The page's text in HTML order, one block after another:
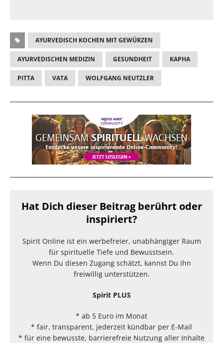
AYURVEDISCH KOCHEN MIT GEWÜRZEN
AYURVEDISCHEN MEDIZIN GESUNDHEIT KAPHA
PITTA VATA WOLFGANG NEUTZLER
Hat Dich dieser Beitrag berührt oder
inspiriert?
Spirit Online ist ein werbefreier, unabhängiger Raum
für spirituelle Tiefe und Bewusstsein.
Wenn Du diesen Zugang schätzt, kannst Du ihn
freiwillig unterstützen.
Spirit PLUS
* ab 5 Euro im Monat
* fair, transparent, jederzeit kündbar per E-Mail
* für eine bewusste, barrierefreie Nutzung aller Inhalte